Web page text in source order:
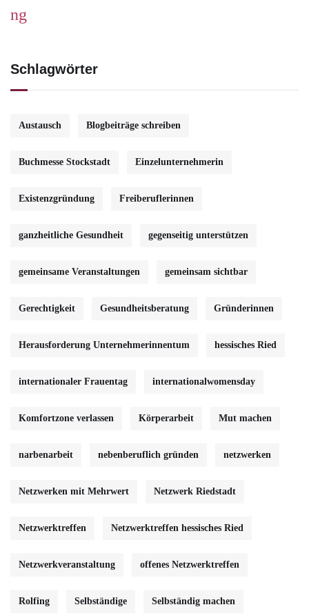
Schlagwörter
Austausch Blogbeiträge schreiben
Buchmesse Stockstadt Einzelunternehmerin
Existenzgründung Freiberuflerinnen
ganzheitliche Gesundheit gegenseitig unterstützen
gemeinsame Veranstaltungen gemeinsam sichtbar
Gerechtigkeit Gesundheitsberatung Gründerinnen
Herausforderung Unternehmerinnentum hessisches Ried
internationaler Frauentag internationalwomensday
Komfortzone verlassen Körperarbeit Mut machen
narbenarbeit nebenberuflich gründen netzwerken
Netzwerken mit Mehrwert Netzwerk Riedstadt
Netzwerktreffen Netzwerktreffen hessisches Ried
Netzwerkveranstaltung offenes Netzwerktreffen
Rolfing Selbständige Selbständig machen